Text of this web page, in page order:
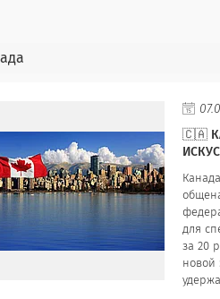
🇨🇦
для
за 20
новой